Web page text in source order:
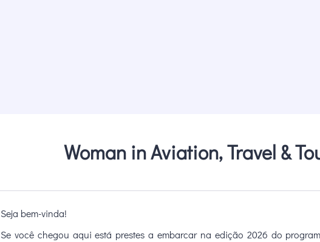
Woman in Aviation, Travel &
Seja bem-vinda!
Se você chegou aqui está prestes a embarcar na edição 2026 do